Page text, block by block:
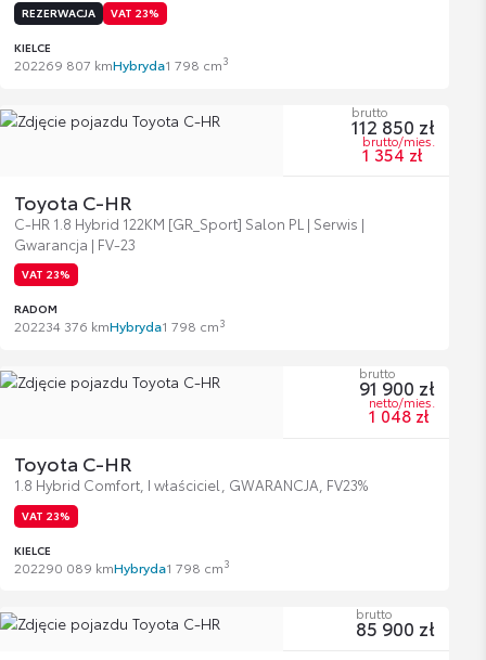
REZERWACJA VAT 23%
KIELCE
202269 807 kmHybryda1 798 cm3
Toyota C-HR
C-HR 1.8 Hybrid 122KM [GR_Sport] Salon PL | Serwis |
Gwarancja | FV-23
VAT 23%
RADOM
202234 376 kmHybryda1 798 cm3
brutto
112 850 zł
brutto/mies.
1 354 zł
Toyota C-HR
1.8 Hybrid Comfort, I właściciel, GWARANCJA, FV23%
VAT 23%
KIELCE
202290 089 kmHybryda1 798 cm3
brutto
91 900 zł
netto/mies.
1 048 zł
brutto
85 900 zł